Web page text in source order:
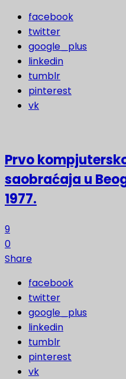
facebook
twitter
google_plus
linkedin
tumblr
pinterest
vk
Prvo
saobraćaja u
1977.
9
0
Share
facebook
twitter
google_plus
linkedin
tumblr
pinterest
vk